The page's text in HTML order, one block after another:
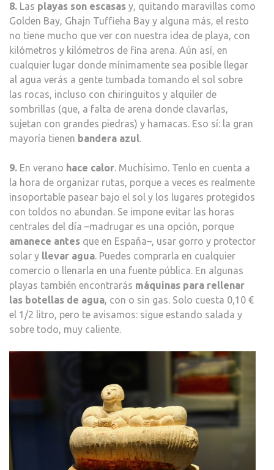
8. Las playas son escasas y, quitando maravillas como
Golden Bay, Ghajn Tuffieha Bay y alguna más, el resto
no tiene mucho que ver con nuestra idea de playa, con
kilómetros y kilómetros de fina arena. Aún así, en
cualquier lugar donde mínimamente sea posible llegar
al agua verás a gente tumbada tomando el sol sobre
las rocas, incluso con chiringuitos y alquiler de
sombrillas (que, a falta de arena donde clavarlas,
sujetan con grandes piedras) y hamacas. Eso sí: la gran
mayoría tienen bandera azul.
9. En verano hace calor. Muchísimo. Tenlo en cuenta a
la hora de organizar rutas, porque a veces es realmente
insoportable pasear bajo el sol y los lugares protegidos
con toldos no abundan. Se impone evitar las horas
centrales del día –madrugar es una opción, porque
amanece antes que en España–, usar gorro y protector
solar y llevar agua. Puedes comprarla en cualquier
comercio o llenarla en una fuente pública. En algunas
playas también encontrarás máquinas para rellenar
las botellas de agua, con o sin gas. Solo cuesta 0,10 €
el 1/2 litro, pero te avisamos: sigue estando salada y
sobre todo, muy caliente.